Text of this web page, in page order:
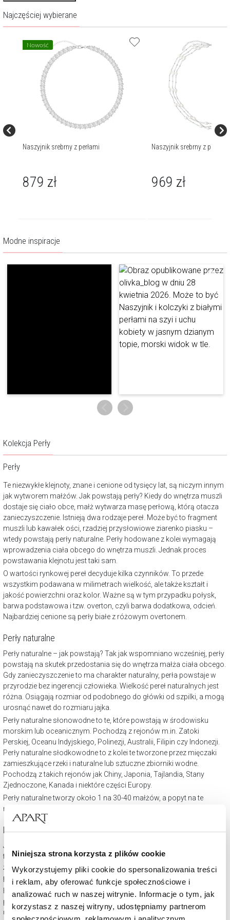
Niniejsza strona korzysta z plików cookie
Wykorzystujemy pliki cookie do spersonalizowania treści
i reklam, aby oferować funkcje społecznościowe i
analizować ruch w naszej witrynie. Informacje o tym, jak
korzystasz z naszej witryny, udostępniamy partnerom
Najczęściej wybierane
Nowość
Naszyjnik srebrny z perłami
879 zł
Naszyjnik srebrny z perłami
969 zł
Modne inspiracje
Kolekcja Perły
Perły
Te niezwykłe klejnoty, znane i cenione od tysięcy lat, są niczym innym
jak wytworem małżów. Jak powstają perły? Kiedy do wnętrza muszli
dostaje się ciało obce, małż wytwarza masę perłową, którą otacza
zanieczyszczenie. Istnieją dwa rodzaje pereł. Może być to fragment
muszli lub kawałek ości, rzadziej przysłowiowe ziarenko piasku –
wtedy powstają perły naturalne. Perły hodowane z kolei wymagają
wprowadzenia ciała obcego do wnętrza muszli. Jednak proces
powstawania klejnotu jest taki sam.
O wartości rynkowej pereł decyduje kilka czynników. To przede
wszystkim podawana w milimetrach wielkość, ale także kształt i
jakość powierzchni oraz kolor. Ważne są w tym przypadku połysk,
barwa podstawowa i tzw. overton, czyli barwa dodatkowa, odcień.
Najbardziej cenione są perły białe z różowym overtonem.
Perły naturalne
Perły naturalne – jak powstają? Tak jak wspomniano wcześniej, perły
powstają na skutek przedostania się do wnętrza małża ciała obcego.
Gdy zanieczyszczenie to ma charakter naturalny, perła powstaje w
przyrodzie bez ingerencji człowieka. Wielkość pereł naturalnych jest
różna. Osiągają rozmiar od podobnego do główki od szpilki, a mogą
urosnąć nawet do rozmiaru jajka.
Perły naturalne słonowodne to te, które powstają w środowisku
morskim lub oceanicznym. Pochodzą z rejonów m.in. Zatoki
Perskiej, Oceanu Indyjskiego, Polinezji, Australii, Filipin czy Indonezji.
Perły naturalne słodkowodne to z kolei te tworzone przez mięczaki
zamieszkujące rzeki i naturalne lub sztuczne zbiorniki wodne.
Pochodzą z takich rejonów jak Chiny, Japonia, Tajlandia, Stany
Zjednoczone, Kanada i niektóre części Europy.
Perły naturalne tworzy około 1 na 30-40 małżów, a popyt na te
niezwykłe kamienie jest coraz większy. Stąd zaczęto hodować perły.
Perły hodowane
Jak powstają perły hodowane? Proces ich tworzenia jest dokładnie
taki sam, jak w przypadku pereł naturalnych. Różnica polega na tym,
że perły hodowane powstają przy współudziale człowieka, który
polega na umieszczeniu we wnętrzu małża ciała obcego.
Hodowla pereł została zapoczątkowana przez Japończyków na
przełomie XIX i XX wieku. Perły hodowane stanowią ponad 90%
udziału w rynku i ich poziom wzrasta.